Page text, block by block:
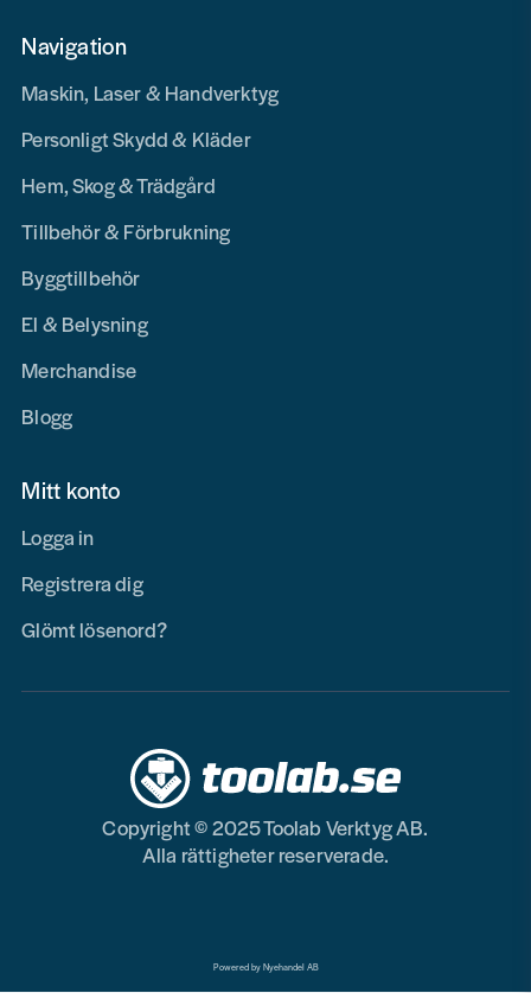
Navigation
Maskin, Laser & Handverktyg
Personligt Skydd & Kläder
Hem, Skog & Trädgård
Tillbehör & Förbrukning
Byggtillbehör
El & Belysning
Merchandise
Blogg
Mitt konto
Logga in
Registrera dig
Glömt lösenord?
Copyright © 2025 Toolab Verktyg AB.
Alla rättigheter reserverade.
Powered by Nyehandel AB